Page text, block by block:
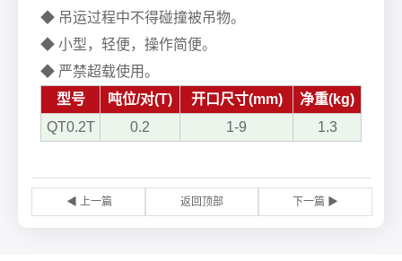
◆ 吊运过程中不得碰撞被吊物。
◆ 小型，轻便，操作简便。
◆ 严禁超载使用。
型号
吨位/对(T) 开口尺寸(mm)
净重(kg)
QT0.2T
0.2 1-9 1.3
◀ 上一篇 返回顶部 下一篇 ▶